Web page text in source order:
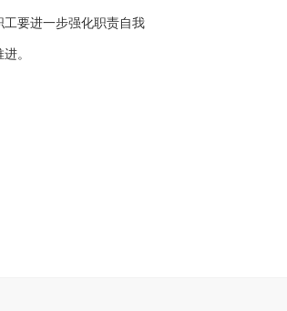
要进一步强化职责自我
。